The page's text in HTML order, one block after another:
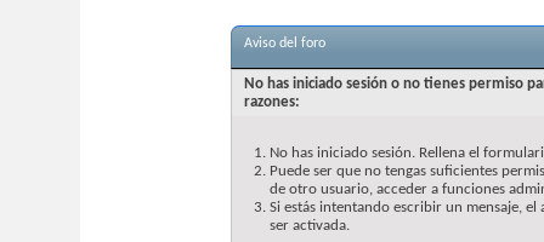
Aviso del foro
No has iniciado sesión o no tienes permiso
razones:
No has iniciado sesión. Rellena el
Puede ser que no tengas suficientes
de otro usuario, acceder a funciones
Si estás intentando escribir un mensaje,
ser activada.